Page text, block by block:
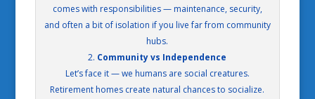
comes with responsibilities — maintenance, security,
and often a bit of isolation if you live far from community
hubs.
2. Community vs Independence
Let’s face it — we humans are social creatures.
Retirement homes create natural chances to socialize.